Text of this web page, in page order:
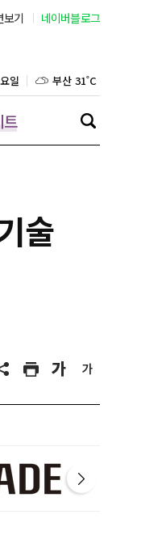
보기 네이버블로그
트
일 부산 31˚C
대구 36˚C
대전 36˚C
제주 30˚C
술